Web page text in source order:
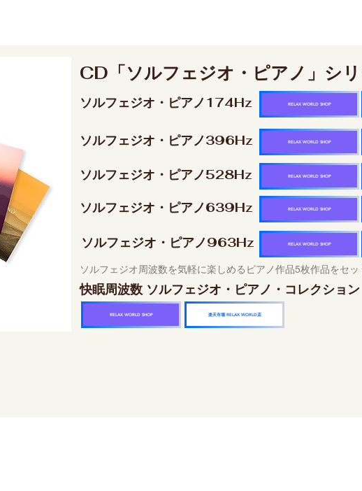
CD「ソルフェジオ・ピアノ」シ
ソルフェジオ・ピアノ174Hz RELAX WORLD SHOP
ソルフェジオ・ピアノ396Hz RELAX WORLD SHOP
ソルフェジオ・ピアノ528Hz RELAX WORLD SHOP
ソルフェジオ・ピアノ639Hz RELAX WORLD SHOP
ソルフェジオ・ピアノ963Hz RELAX WORLD SHOP
ソルフェジオ周波数を気軽に楽しめるピアノ作品5枚作品をセッ
快眠周波数 ソルフェジオ・ピアノ・コレクション
RELAX WORLD SHOP 楽天市場 RELAX WORLD店